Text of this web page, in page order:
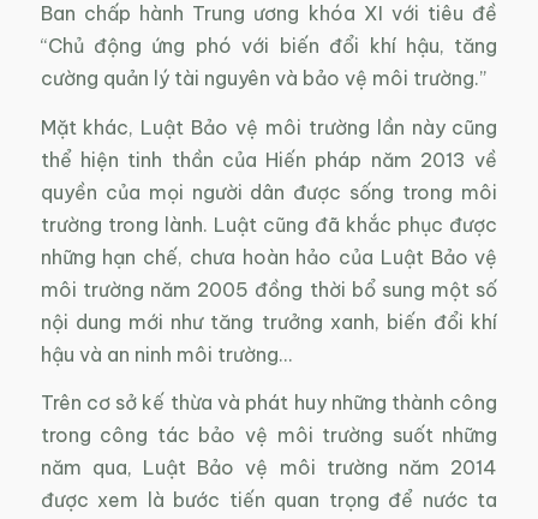
Ban chấp hành Trung ương khóa XI với tiêu đề
“Chủ động ứng phó với biến đổi khí hậu, tăng
cường quản lý tài nguyên và bảo vệ môi trường.”
Mặt khác, Luật Bảo vệ môi trường lần này cũng
thể hiện tinh thần của Hiến pháp năm 2013 về
quyền của mọi người dân được sống trong môi
trường trong lành. Luật cũng đã khắc phục được
những hạn chế, chưa hoàn hảo của Luật Bảo vệ
môi trường năm 2005 đồng thời bổ sung một số
nội dung mới như tăng trưởng xanh, biến đổi khí
hậu và an ninh môi trường…
Trên cơ sở kế thừa và phát huy những thành công
trong công tác bảo vệ môi trường suốt những
năm qua, Luật Bảo vệ môi trường năm 2014
được xem là bước tiến quan trọng để nước ta